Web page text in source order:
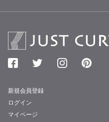
新規会員登録
ログイン
マイページ